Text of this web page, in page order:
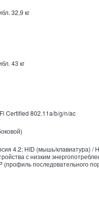
32,9 кг
43 кг
Certified 802.11a/b/g/n/ac
4.2; HID (мышь/клавиатура) /
с низким
(профиль последовательного